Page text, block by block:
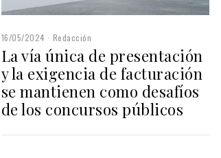
16/05/2024 Redacción
La vía única de presentación
y la exigencia de facturación
se mantienen como desafíos
de los concursos públicos